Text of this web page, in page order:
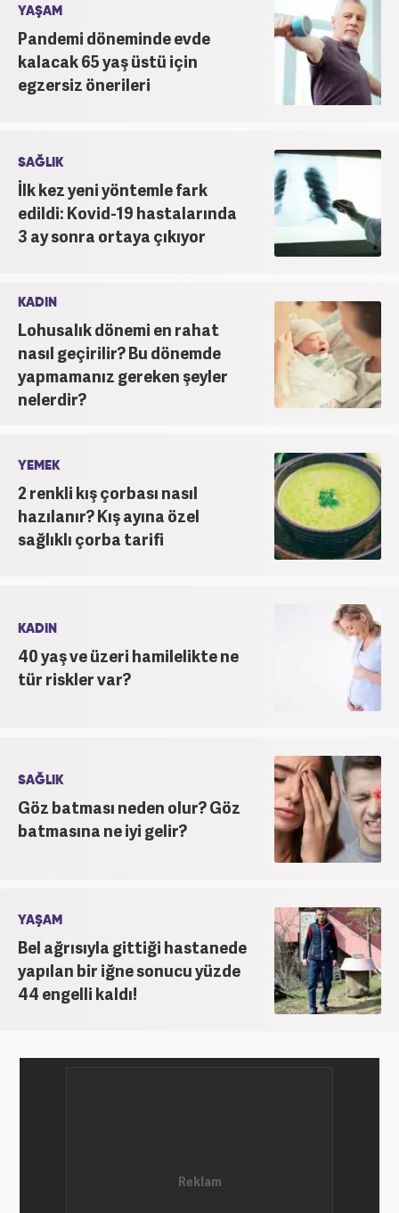
YAŞAM
Pandemi döneminde evde
kalacak 65 yaş üstü için
egzersiz önerileri
SAĞLIK
İlk kez yeni yöntemle fark
edildi: Kovid-19 hastalarında
3 ay sonra ortaya çıkıyor
KADIN
Lohusalık dönemi en rahat
nasıl geçirilir? Bu dönemde
yapmamanız gereken şeyler
nelerdir?
YEMEK
2 renkli kış çorbası nasıl
hazılanır? Kış ayına özel
sağlıklı çorba tarifi
KADIN
40 yaş ve üzeri hamilelikte ne
tür riskler var?
SAĞLIK
Göz batması neden olur? Göz
batmasına ne iyi gelir?
YAŞAM
Bel ağrısıyla gittiği hastanede
yapılan bir iğne sonucu yüzde
44 engelli kaldı!